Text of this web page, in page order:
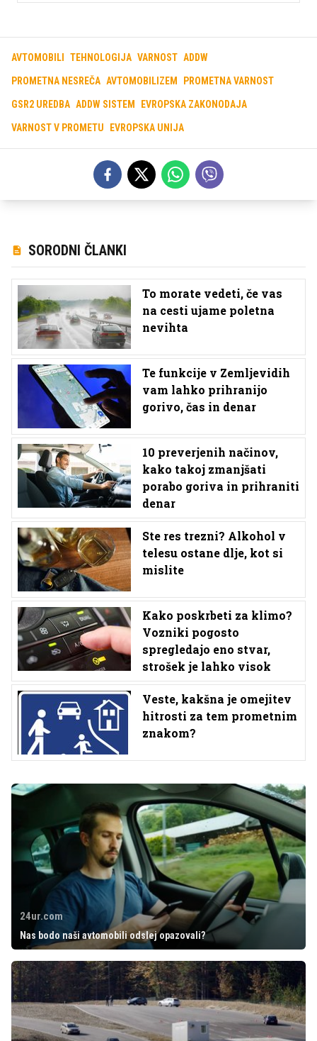
AVTOMOBILI TEHNOLOGIJA VARNOST ADDW
PROMETNA NESREČA AVTOMOBILIZEM PROMETNA VARNOST
GSR2 UREDBA ADDW SISTEM EVROPSKA ZAKONODAJA
VARNOST V PROMETU EVROPSKA UNIJA
SORODNI ČLANKI
To morate vedeti, če vas
na cesti ujame poletna
nevihta
Te funkcije v Zemljevidih
vam lahko prihranijo
gorivo, čas in denar
10 preverjenih načinov,
kako takoj zmanjšati
porabo goriva in prihraniti
denar
Ste res trezni? Alkohol v
telesu ostane dlje, kot si
mislite
Kako poskrbeti za klimo?
Vozniki pogosto
spregledajo eno stvar,
strošek je lahko visok
Veste, kakšna je omejitev
hitrosti za tem prometnim
znakom?
24ur.com
Nas bodo naši avtomobili odslej opazovali?